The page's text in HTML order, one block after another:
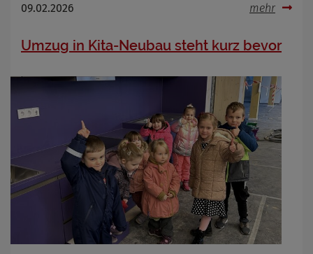
09.02.2026 mehr
Umzug in Kita-Neubau steht kurz bevor